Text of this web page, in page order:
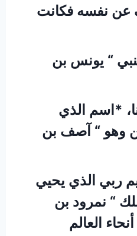
عن نفسه فكانت
“ يونس بن
*اسم الذي
وهو “ آصف بن
ربي الذي يحيي
“ نمرود بن
العالم